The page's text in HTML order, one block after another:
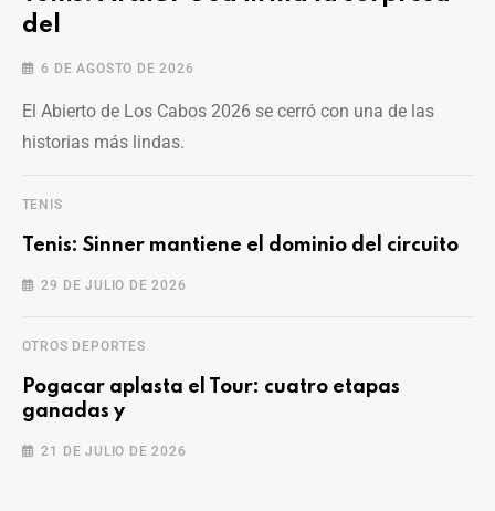
del
6 DE AGOSTO DE 2026
El Abierto de Los Cabos 2026 se cerró con una de las
historias más lindas.
TENIS
Tenis: Sinner mantiene el dominio del circuito
29 DE JULIO DE 2026
OTROS DEPORTES
Pogacar aplasta el Tour: cuatro etapas
ganadas y
21 DE JULIO DE 2026